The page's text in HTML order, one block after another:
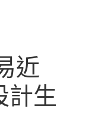
近
計生